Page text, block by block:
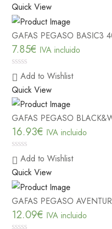
Quick View
GAFAS PEGASO BASIC3
7.85€ IVA incluido
0
out
of
5
Add to Wishlist
Quick View
GAFAS PEGASO
16.93€ IVA incluido
0
out
of
5
Add to Wishlist
Quick View
GAFAS PEGASO
12.09€ IVA incluido